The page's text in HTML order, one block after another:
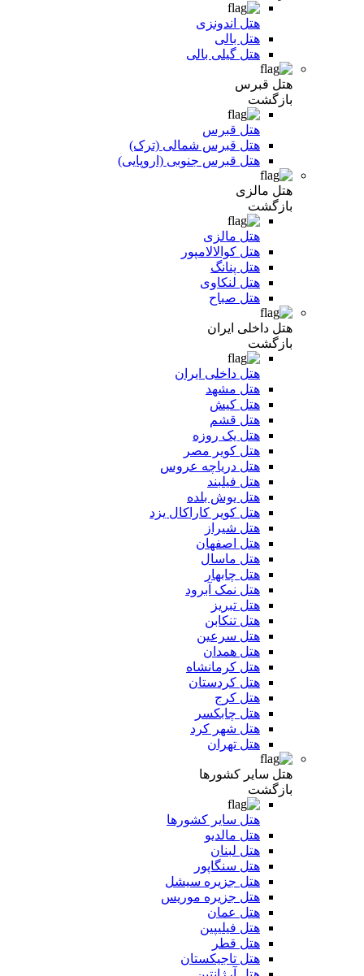
هتل اندونزی
هتل بالی
هتل گیلی بالی
هتل قبرس
بازگشت
هتل قبرس
هتل قبرس شمالی (ترک)
هتل قبرس جنوبی (اروپایی)
هتل مالزی
بازگشت
هتل مالزی
هتل کوالالامپور
هتل پنانگ
هتل لنکاوی
هتل صباح
هتل داخلی ایران
بازگشت
هتل داخلی ایران
هتل مشهد
هتل کیش
هتل قشم
هتل یک روزه
هتل کویر مصر
هتل دریاچه عروس
هتل فیلبند
هتل یوش بلده
هتل کویر کاراکال یزد
هتل شیراز
هتل اصفهان
هتل ماسال
هتل چابهار
هتل نمک آبرود
هتل تبریز
هتل تنکابن
هتل سرعین
هتل همدان
هتل کرمانشاه
هتل کردستان
هتل کرج
هتل چابکسر
هتل شهر کرد
هتل تهران
هتل سایر کشورها
بازگشت
هتل سایر کشورها
هتل مالدیو
هتل لبنان
هتل سنگاپور
هتل جزیره سیشل
هتل جزیره موریس
هتل عمان
هتل فیلیپین
هتل قطر
هتل تاجیکستان